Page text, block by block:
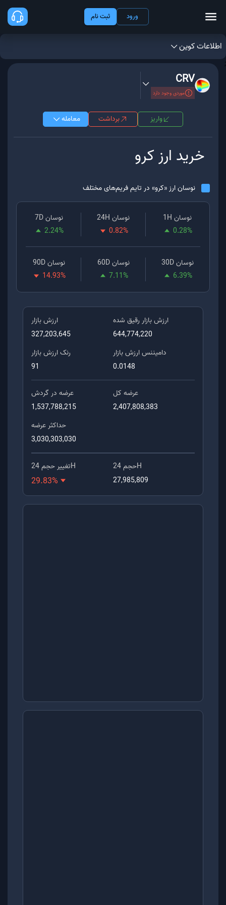
ورود ثبت نام
اطلاعات کوین
;
CRV
موردی وجود دارد
واریز برداشت معامله
خرید ارزکرو
نوسان ارز «کرو» در تایم فریم‌های مختلف
نوسان 1H
0.28%
نوسان 24H
0.82%
نوسان 7D
2.24%
نوسان 30D
6.39%
نوسان 60D
7.11%
نوسان 90D
14.93%
ارزش بازار
327,203,645
ارزش بازار رقیق شده
644,774,220
رنک ارزش بازار
91
دامیننس ارزش بازار
0.0148
عرضه در گردش
1,537,788,215
عرضه کل
2,407,808,383
حداکثر عرضه
3,030,303,030
تغییر حجم 24H
29.83%
حجم 24H
27,985,809